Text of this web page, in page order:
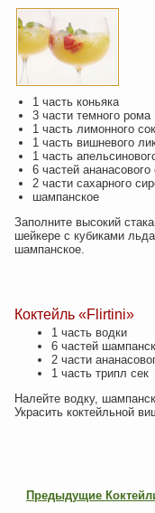
1 часть коньяка
3 части темного рома
1 часть лимонного
1 часть вишневого
1 часть
6 частей ананасового
2 части сахарного
шампанское
Заполните высокий
шейкере с кубиками
шампанское.
Коктейль «Flirtini»
1 часть водки
6 частей
2 части
1 часть трипл сек
Налейте водку,
Украсить коктейльной
Предыдущие